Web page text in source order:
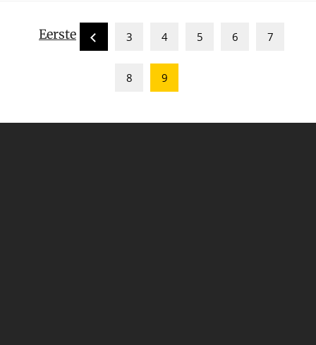
Eerste 3 4 5 6 7
8 9